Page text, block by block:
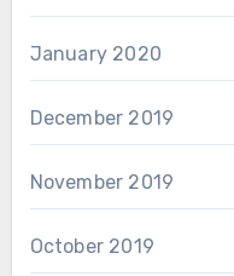
January 2020
December 2019
November 2019
October 2019